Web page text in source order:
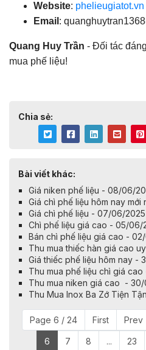
Website: phelieugiatot.vn
Email :
Quang Huy Trần - Đối tác
mua phế liệu!
Chia sẻ:
Bài viết khác:
Giá niken phế liệu - 08/06/
Giá chì phế liệu hôm nay
Giá chì phế liệu - 07/06/2025
Chì phế liệu giá cao - 05/06/
Bán chì phế liệu giá cao -
Thu mua thiếc hàn giá cao
Giá thiếc phế liệu hôm nay -
Thu mua phế liệu chì giá
Thu mua niken giá cao - 30/
Thu Mua Inox Ba Zớ Tiện
Page 6 / 24 First Prev
6 7 8 ... 23